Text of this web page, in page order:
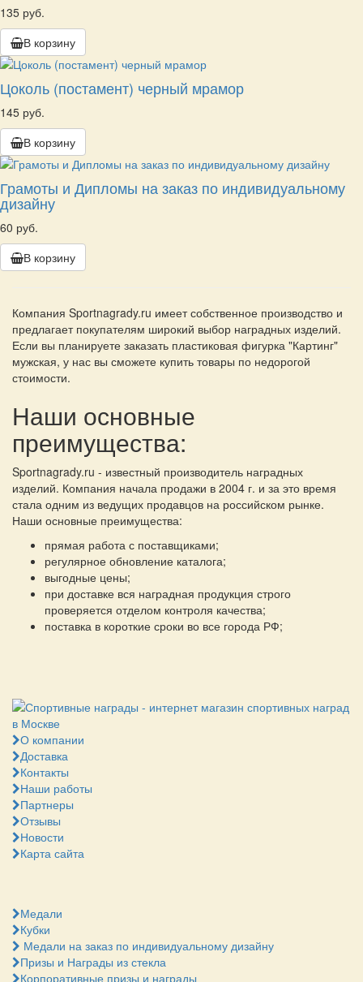
135 руб.
В корзину
Цоколь (постамент) черный мрамор
145 руб.
В корзину
Грамоты и Дипломы на заказ по индивидуальному
дизайну
60 руб.
В корзину
Компания Sportnagrady.ru имеет собственное производство и
предлагает покупателям широкий выбор наградных изделий.
Если вы планируете заказать пластиковая фигурка "Картинг"
мужская, у нас вы сможете купить товары по недорогой
стоимости.
Наши основные
преимущества:
Sportnagrady.ru - известный производитель наградных
изделий. Компания начала продажи в 2004 г. и за это время
стала одним из ведущих продавцов на российском рынке.
Наши основные преимущества:
прямая работа с поставщиками;
регулярное обновление каталога;
выгодные цены;
при доставке вся наградная продукция строго
проверяется отделом контроля качества;
поставка в короткие сроки во все города РФ;
О компании
Доставка
Контакты
Наши работы
Партнеры
Отзывы
Новости
Карта сайта
Медали
Кубки
Медали на заказ по индивидуальному дизайну
Призы и Награды из стекла
Корпоративные призы и награды